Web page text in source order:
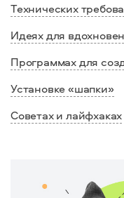
Технических
Идеях для
Программах для
Установке «шапки»
Советах и лайфхаках